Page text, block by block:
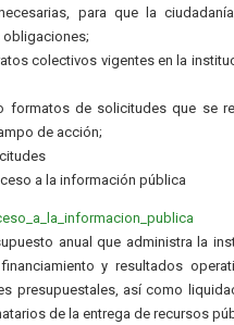
para que la
obligaciones;
colectivos vigentes en la
formatos de solicitudes que se
de acción;
a la información pública
anual que administra la
y resultados
presupuestales, así como
de la entrega de recursos